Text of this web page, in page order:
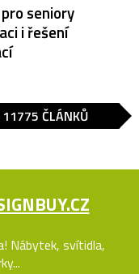
seniory
i řešení
11775 ČLÁNKŮ
Nábytek, svítidla,